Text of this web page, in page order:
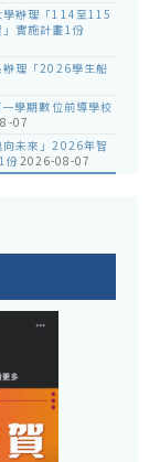
學辦理「114至115
實施計畫1份
辦理「2026學生船
學期數位前導學校
07
向未來」2026年智
份2026-08-07